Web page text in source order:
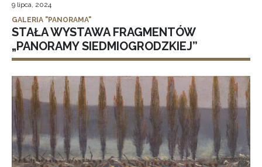
9 lipca, 2024
GALERIA "PANORAMA"
STAŁA WYSTAWA FRAGMENTÓW
„PANORAMY SIEDMIOGRODZKIEJ”